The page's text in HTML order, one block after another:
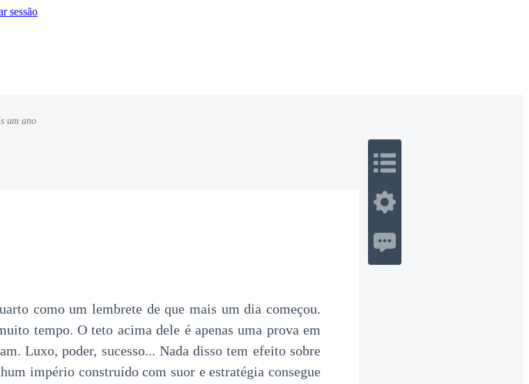
sessão
um ano
como um lembrete de que mais um dia começou.
tempo. O teto acima dele é apenas uma prova em
Luxo, poder, sucesso... Nada disso tem efeito sobre
império construído com suor e estratégia consegue